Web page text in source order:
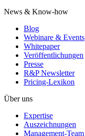
News & Know-how
Blog
Webinare & Events
Whitepaper
Veröffentlichungen
Presse
R&P Newsletter
Pricing-Lexikon
Über uns
Expertise
Auszeichnungen
Management-Team